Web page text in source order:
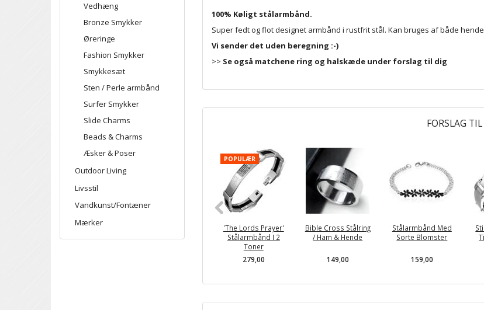
Vedhæng
Bronze Smykker
Øreringe
Fashion Smykker
Smykkesæt
Sten / Perle armbånd
Surfer Smykker
Slide Charms
Beads & Charms
Æsker & Poser
Outdoor Living
Livsstil
Vandkunst/Fontæner
Mærker
100% Køligt stålarmbånd.
Super fedt og flot designet armbånd i rustfrit stål. Kan bruges af både
Vi sender det uden beregning :-)
>> Se også matchene ring og halskæde under forslag til dig
FORSLAG
POPULÆR
'The Lords Prayer'
Stålarmbånd I 2
Toner
279,00
Bible Cross Stålring
/ Ham & Hende
149,00
Stålarmbånd Med
Sorte Blomster
159,00